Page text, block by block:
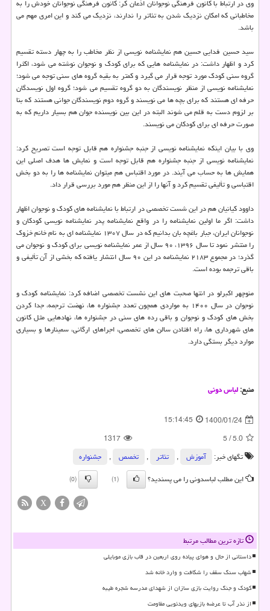
وی در ارتباط با کانون فرهنگی نوجوانان اذعان کر: کانون فرهنگی نوجوانان خودش را به
مخاطبانی که امکان نزدیک شدن به تئاتر را ندارند، نزدیک می کند و این امری مهم می
باشد.
سید حسین فدایی حسین هم نمایشنامه نویسی از نظر مخاطب را به چهار دسته تقسیم
کرد و اظهار داشت: در نمایشنامه هایی که برای کودک و نوجوان نوشته می شود، اکثرا
گروه سنی کودک مورد توجه قرار می گیرد و کمتر به بقیه گروه های سنی توجه می شود؛
نمایشنامه نویسی از منظر نویسندگان به دو گروه تقسیم می شود؛ گروه اول نویسدگان
حرفه ای هستند که برای بچه ها می نویسند و گروه دوم نویسندگان جوانی هستند که بنا
بر لزوم دست به قلم می شوند البته در این بین نویسنده جوان هم بسیار داریم که به
صورت حرفه ای برای کودکان می نویسند.
وی با بیان اینکه نمایشنامه نویسی از جنبه جشنواره هم قابل توجه است تصریح کرد:
نمایشنامه نویسی از جنبه جشنواره هم قابل توجه است و نمایش ها هدف اصلی این
همایش ها به حساب می آیند. در مورد اقتباس هم میتوان نمایشنامه ها را به دو بخش
اقتباسی و تألیفی تقسیم کرد و آنها را از این منظر هم مورد بررسی قرار داد.
داوود کیانیان هم در این شست تخصصی در ارتباط با نمایشنامه های کودک و نوجوان اظهار
داشت: اگر ما اولین نمایشنامه را در واقع نمایشنامه پدر نمایشنامه نویسی کودکان و
نوجوانان ایران، جبار باغچه بان بدانیم که در سال ۱۳۰۷ نمایشنامه ای به نام خانم خزوک
را منتشر نمود تا سال ۱۳۹۶، ۹۰ سال از عمر نمایشنامه نویسی برای کودک و نوجوان می
گذرد؛ در مجموع ۲۱۸۳ نمایشنامه در این ۹۰ سال انتشار یافته که بخشی از آن تألیفی و
باقی ترجمه بوده است.
منوچهر اکبرلو در انتها صحبت های این نشست تخصصی اضافه کرد: نمایشنامه کودک و
نوجوان در سال ۱۴۰۰ به مواردی همچون تعدد جشنواره ها، نهضت ترجمه، جدا کردن
بخش های کودک و نوجوان و باقی رده های سنی در جشنواره ها، نهادهایی مثل کانون
های شهرداری ها، راه افتادن سالن های تخصصی، اجراهای ارگانی، سمینارها و بسیاری
موارد دیگر بستگی دارد.
منبع:لباس دونی
1400/01/24
15:14:45
5.0
/
5
1317
تگهای خبر:
آموزش , تئاتر , تخصص ,
جشنواره
این مطلب لباسدونی را می پسندید؟
(1)
(0)
X
تازه ترین مطالب مرتبط
داستانی از حال و هوای پیاده روی اربعین در قاب بازی موبایلی
شهاب سنگ سقف را شکافت و وارد خانه شد
کودک و جنگ روایت بازی سازان از شهدای مدرسه شجره طیبه
از نذر آب تا عرضه بازیهای ویدئویی مقاومت